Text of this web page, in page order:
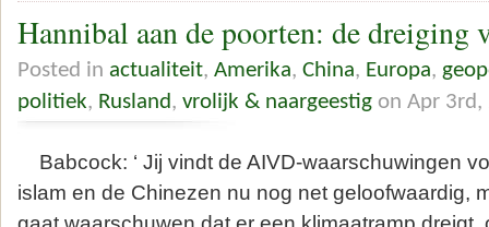
Hannibal aan de poorten: de dreiging
Posted in actualiteit, Amerika, China, Europa,
politiek, Rusland, vrolijk & naargeestig on Apr 3rd,
Babcock: ‘ Jij vindt de AIVD-waarschuwingen
islam en de Chinezen nu nog net geloofwaardig,